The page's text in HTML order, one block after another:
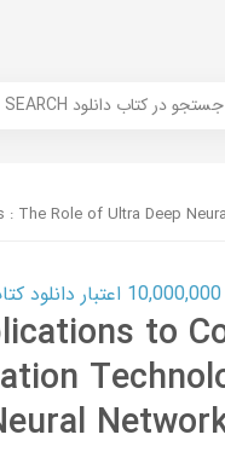
SEARCH جستجو در کتاب دانلود
The Role of Ultra Deep
to